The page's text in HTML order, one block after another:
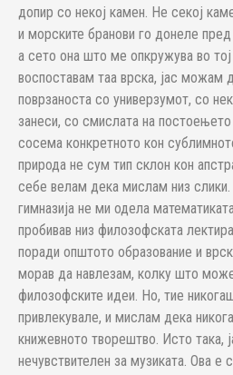
допир со некој камен. Не секој
и морските бранови го донеле
а сето она што ме опкружува во
воспоставам таа врска, јас можам
поврзаноста со универзумот, со
занеси, со смислата на постоењето
сосема конкретното кон
природа не сум тип склон кон
себе велам дека мислам низ слики.
гимназија не ми одела
пробивав низ филозофската
поради општото образование и
морав да навлезам, колку што
филозофските идеи. Но, тие
привлекувале, и мислам дека
книжевното творештво. Исто така,
нечувствителен за музиката. Ова е